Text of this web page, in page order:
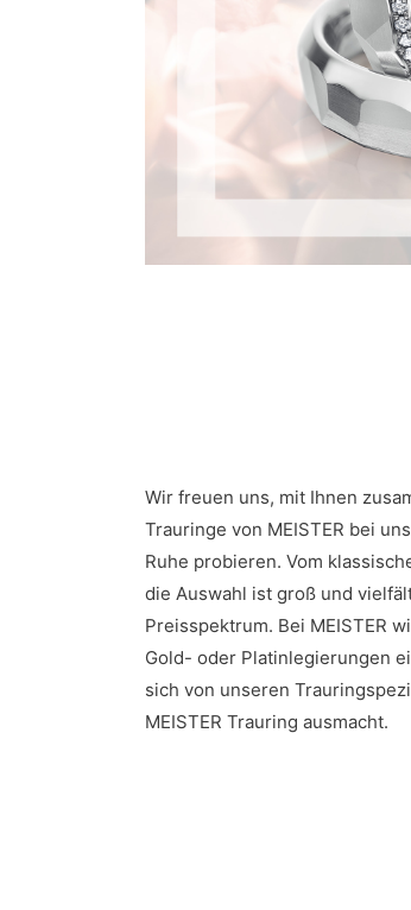
Wir freuen uns, mit Ihnen
Trauringe von MEISTER bei
Ruhe probieren. Vom
die Auswahl ist groß und
Preisspektrum. Bei MEISTER
Gold- oder Platinlegierungen
sich von unseren
MEISTER Trauring ausmacht.